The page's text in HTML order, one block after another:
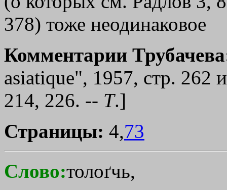
378) тоже неодинаковое
Комментарии
asiatique", 1957, стр. 262
214, 226. -- Т.]
Страницы: 4,73
Слово:толоґчь,